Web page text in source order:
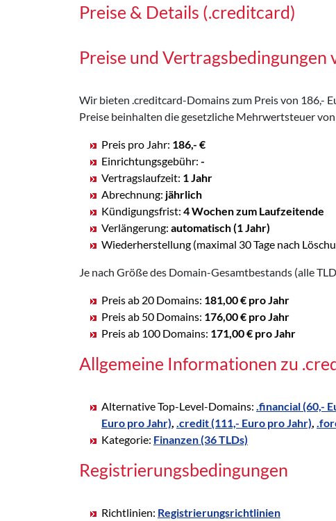
Preise & Details (.creditcard)
Preise und
Wir bieten .creditcard-Domains zum Preis von 186,-
Preise beinhalten die gesetzliche Mehrwertsteuer von
Preis pro Jahr: 186,- €
Einrichtungsgebühr: -
Vertragslaufzeit: 1 Jahr
Abrechnung: jährlich
Kündigungsfrist: 4 Wochen zum Laufzeitende
Verlängerung: automatisch (1 Jahr)
Wiederherstellung (maximal 30 Tage nach
Je nach Größe des Domain-Gesamtbestands (alle
Preis ab 20 Domains: 181,00 € pro Jahr
Preis ab 50 Domains: 176,00 € pro Jahr
Preis ab 100 Domains: 171,00 € pro Jahr
Allgemeine Informationen zu
Alternative Top-Level-Domains: .financial (60,-
Euro pro Jahr)
.credit (111,- Euro pro Jahr)
Kategorie: Finanzen (36 TLDs)
Registrierungsbedingungen
Richtlinien: Registrierungsrichtlinien